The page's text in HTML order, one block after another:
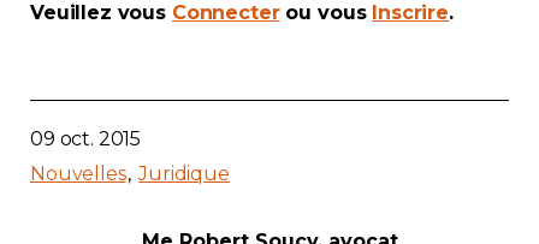
Veuillez vous Connecterou vous Inscrire.
09 oct. 2015
Nouvelles Juridique